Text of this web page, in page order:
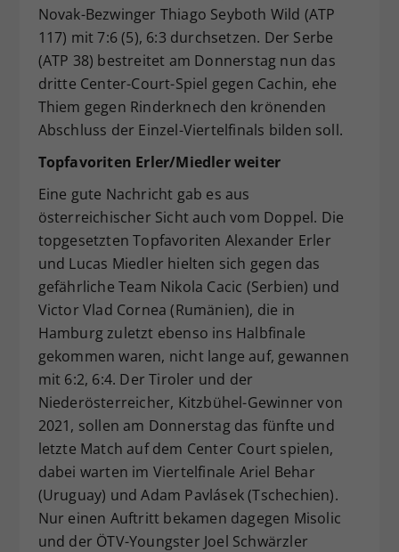
Novak-Bezwinger Thiago Seyboth Wild (ATP
117) mit 7:6 (5), 6:3 durchsetzen. Der Serbe
(ATP 38) bestreitet am Donnerstag nun das
dritte Center-Court-Spiel gegen Cachin, ehe
Thiem gegen Rinderknech den krönenden
Abschluss der Einzel-Viertelfinals bilden soll.
Topfavoriten Erler/Miedler weiter
Eine gute Nachricht gab es aus
österreichischer Sicht auch vom Doppel. Die
topgesetzten Topfavoriten Alexander Erler
und Lucas Miedler hielten sich gegen das
gefährliche Team Nikola Cacic (Serbien) und
Victor Vlad Cornea (Rumänien), die in
Hamburg zuletzt ebenso ins Halbfinale
gekommen waren, nicht lange auf, gewannen
mit 6:2, 6:4. Der Tiroler und der
Niederösterreicher, Kitzbühel-Gewinner von
2021, sollen am Donnerstag das fünfte und
letzte Match auf dem Center Court spielen,
dabei warten im Viertelfinale Ariel Behar
(Uruguay) und Adam Pavlásek (Tschechien).
Nur einen Auftritt bekamen dagegen Misolic
und der ÖTV-Youngster Joel Schwärzler